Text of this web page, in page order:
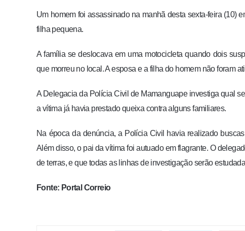
Um homem foi assassinado na manhã desta sexta-feira (10)
filha pequena.
A família se deslocava em uma motocicleta quando dois
que morreu no local. A esposa e a filha do homem não foram
A Delegacia da Polícia Civil de Mamanguape investiga qual
a vítima já havia prestado queixa contra alguns familiares.
Na época da denúncia, a Polícia Civil havia realizado
Além disso, o pai da vítima foi autuado em flagrante. O
de terras, e que todas as linhas de investigação serão
Fonte: Portal Correio